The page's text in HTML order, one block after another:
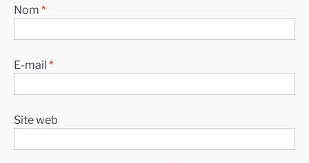
Nom *
E-mail *
Site web